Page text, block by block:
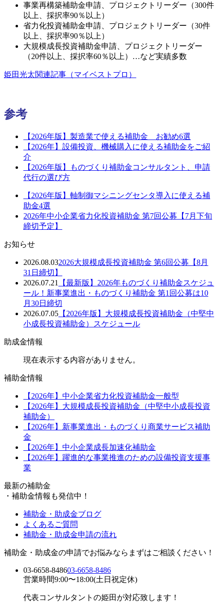
事業再構築補助金申請、プロジェクトリーダー（300件
以上、採択率90％以上）
省力化投資補助金申請、プロジェクトリーダー（30件
以上、採択率90％以上）
大規模成長投資補助金申請、プロジェクトリーダー
（20件以上、採択率60％以上）…など実績多数
姫田光太関連記事（マイベストプロ）
参考
【2026年版】製造業で使える補助金 お勧め6選
【2026年】設備投資、機械購入に使える補助金をご紹
介
【2026年版】ものづくり補助金コンサルタント、申請
代行の選び方
【2026年版】軸制御マシニングセンタ導入に使える補
助金4選
2026年中小企業省力化投資補助金 第7回公募【7月下旬
締切予定】
お知らせ
2026.08.032026大規模成長投資補助金 第6回公募【8月
31日締切】
2026.07.21
【最新版】2026年ものづくり補助金スケジュ
ール！新事業進出・ものづくり補助金 第1回公募は10
月30日締切
2026.07.05 【2026年版】大規模成長投資補助金（中堅中
小成長投資補助金）スケジュール
助成金情報
現在表示する内容がありません。
補助金情報
【2026年】中小企業省力化投資補助金一般型
【2026年】大規模成長投資補助金（中堅中小成長投資
補助金）
【2026年】新事業進出・ものづくり商業サービス補助
金
【2026年】中小企業成長加速化補助金
【2026年】躍進的な事業推進のための設備投資支援事
業
最新の補助金
・ 補助金情報も発信中！
補助金・助成金ブログ
よくあるご質問
補助金・助成金申請の流れ
補助金・助成金の申請でお悩みならまずはご相談ください！
03-6658-848603-6658-8486
営業時間9:00〜18:00(土日祝定休)
代表コンサルタントの姫田が対応致します！